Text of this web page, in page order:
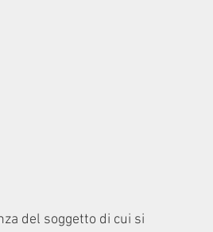
del soggetto di cui si